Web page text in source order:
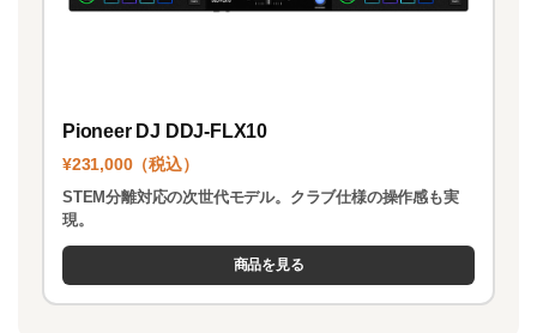
Pioneer DJ DDJ-FLX10
¥231,000（税込）
STEM分離対応の次世代モデル。クラブ仕様の操作感も実
現。
商品を見る